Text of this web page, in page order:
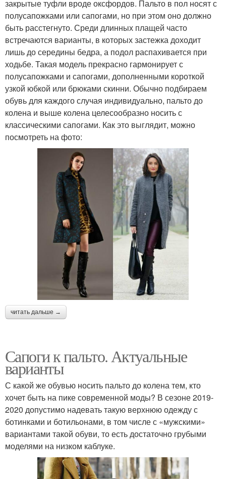
закрытые туфли вроде оксфордов. Пальто в пол носят с
полусапожками или сапогами, но при этом оно должно
быть расстегнуто. Среди длинных плащей часто
встречаются варианты, в которых застежка доходит
лишь до середины бедра, а подол распахивается при
ходьбе. Такая модель прекрасно гармонирует с
полусапожками и сапогами, дополненными короткой
узкой юбкой или брюками скинни. Обычно подбираем
обувь для каждого случая индивидуально, пальто до
колена и выше колена целесообразно носить с
классическими сапогами. Как это выглядит, можно
посмотреть на фото:
читать дальше →
Сапоги к пальто. Актуальные
варианты
С какой же обувью носить пальто до колена тем, кто
хочет быть на пике современной моды? В сезоне 2019-
2020 допустимо надевать такую верхнюю одежду с
ботинками и ботильонами, в том числе с «мужскими»
вариантами такой обуви, то есть достаточно грубыми
моделями на низком каблуке.